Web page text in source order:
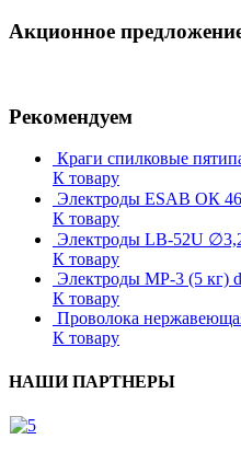
Акционное
Рекомендуем
Краги спилковые
К товару
Электроды ESAB ОК
К товару
Электроды LB-52U
К товару
Электроды МР-3 (5
К товару
Проволока
К товару
НАШИ ПАРТНЕРЫ